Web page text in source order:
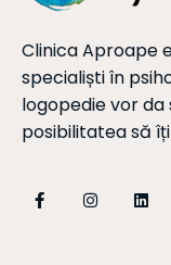
Clinica Aproape
specialiști în
logopedie vor
posibilitatea să